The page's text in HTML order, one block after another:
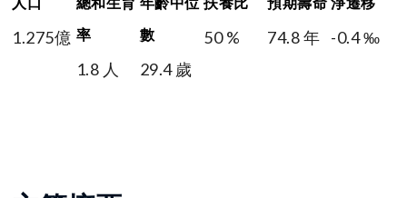
1.275億 率
1.8 人
數
29.4 歲
50 % 74.8 年 -0.4 ‰